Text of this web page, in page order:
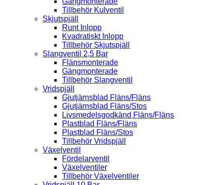
Tillbehör Kulventil
Skjutspjäll
Runt Inlopp
Kvadratiskt Inlopp
Tillbehör Skjutspjäll
Slangventil 2,5 Bar
Flänsmonterade
Gängmonterade
Tillbehör Slangventil
Vridspjäll
Gjutjärnsblad Fläns/Fläns
Gjutjärnsblad Fläns/Stos
Livsmedelsgodkänd Fläns/Fläns
Plastblad Fläns/Fläns
Plastblad Fläns/Stos
Tillbehör Vridspjäll
Växelventil
Fördelarventil
Växelventiler
Tillbehör Växelventiler